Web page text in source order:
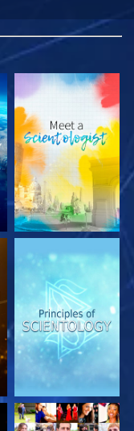
VERKEN DE SERIE